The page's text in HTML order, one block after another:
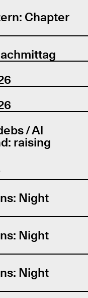
Chapter
/ Al
raising
Night
Night
Night